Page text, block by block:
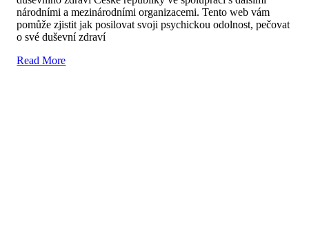
národními a mezinárodními organizacemi. Tento web vám
pomůže zjistit jak posilovat svoji psychickou odolnost, pečovat
o své duševní zdraví
Read More